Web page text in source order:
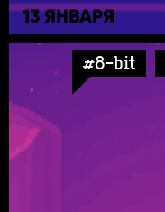
13 ЯНВАРЯ
#8-bit